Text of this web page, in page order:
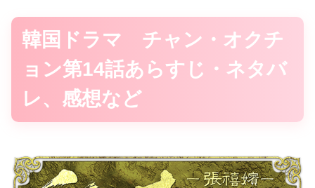
韓国ドラマ チャン・オクチ
ョン第14話あらすじ・ネタバ
レ、感想など